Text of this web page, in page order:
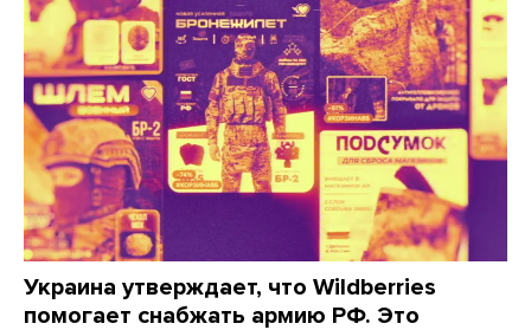
Украина утверждает, что Wildberries
помогает снабжать армию РФ. Это